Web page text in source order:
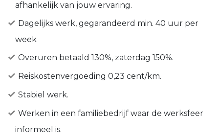
afhankelijk van jouw ervaring.
Dagelijks werk, gegarandeerd min. 40 uur per
week
Overuren betaald 130%, zaterdag 150%.
Reiskostenvergoeding 0,23 cent/km.
Stabiel werk.
Werken in een familiebedrijf waar de werksfeer
informeel is.